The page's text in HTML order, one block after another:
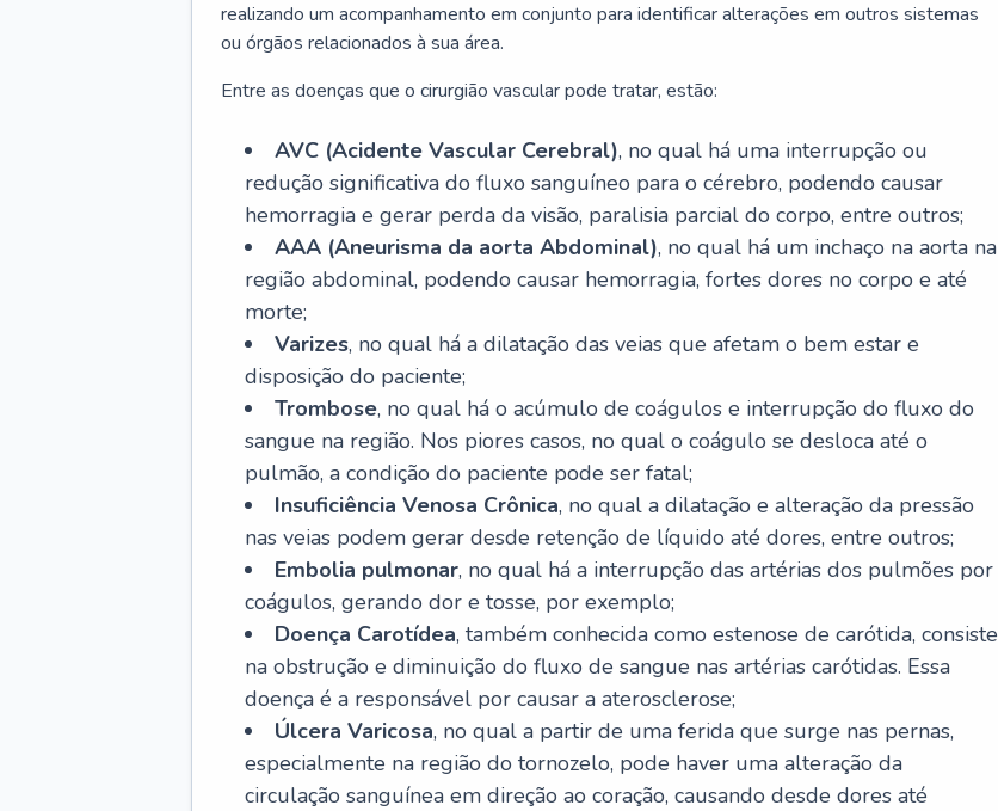
realizando um acompanhamento em conjunto para identificar alterações em outros sistemas
ou órgãos relacionados à sua área.
Entre as doenças que o cirurgião vascular pode tratar, estão:
AVC (Acidente Vascular Cerebral), no qual há uma interrupção ou
redução significativa do fluxo sanguíneo para o cérebro, podendo causar
hemorragia e gerar perda da visão, paralisia parcial do corpo, entre outros;
AAA (Aneurisma da aorta Abdominal), no qual há um inchaço na aorta na
região abdominal, podendo causar hemorragia, fortes dores no corpo e até
morte;
Varizes, no qual há a dilatação das veias que afetam o bem estar e
disposição do paciente;
Trombose, no qual há o acúmulo de coágulos e interrupção do fluxo do
sangue na região. Nos piores casos, no qual o coágulo se desloca até o
pulmão, a condição do paciente pode ser fatal;
Insuficiência Venosa Crônica, no qual a dilatação e alteração da pressão
nas veias podem gerar desde retenção de líquido até dores, entre outros;
Embolia pulmonar, no qual há a interrupção das artérias dos pulmões por
coágulos, gerando dor e tosse, por exemplo;
Doença Carotídea, também conhecida como estenose de carótida, consiste
na obstrução e diminuição do fluxo de sangue nas artérias carótidas. Essa
doença é a responsável por causar a aterosclerose;
Úlcera Varicosa, no qual a partir de uma ferida que surge nas pernas,
especialmente na região do tornozelo, pode haver uma alteração da
circulação sanguínea em direção ao coração, causando desde dores até